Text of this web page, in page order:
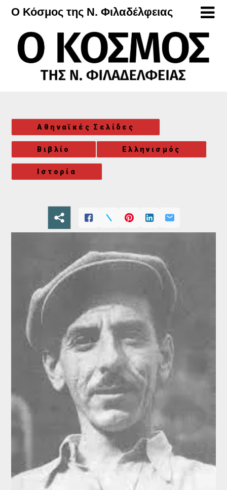
Μετάβαση
περιεχόμενο
Ο Κόσμος της Ν. Φιλαδέλφειας
Αθηναϊκές Σελίδες
Βιβλίο Ελληνισμός
Ιστορία